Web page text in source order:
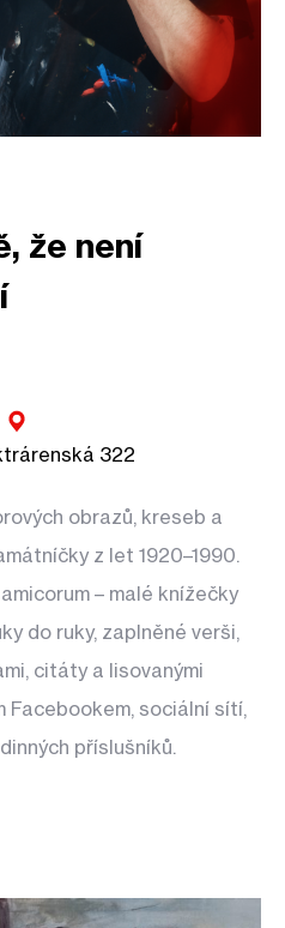
že není
322
obrazů, kreseb a
z let 1920–1990.
– malé knížečky
do ruky, zaplněné verši,
citáty a lisovanými
Facebookem, sociální sítí,
příslušníků.